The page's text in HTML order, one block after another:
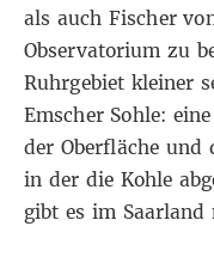
als auch Fischer
Observatorium zu
Ruhrgebiet kleiner
Emscher Sohle:
der Oberfläche und
in der die Kohle
gibt es im Saarland